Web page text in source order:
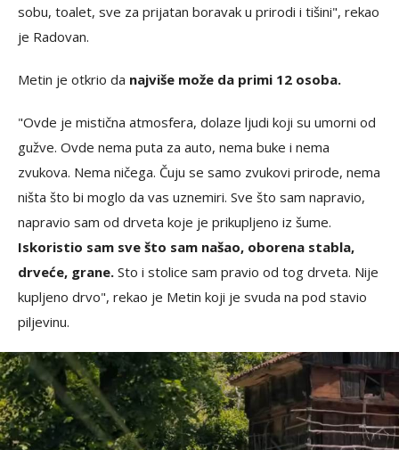
sobu, toalet, sve za prijatan boravak u prirodi i tišini", rekao
je Radovan.
Metin je otkrio da najviše može da primi 12 osoba.
"Ovde je mistična atmosfera, dolaze ljudi koji su umorni od
gužve. Ovde nema puta za auto, nema buke i nema
zvukova. Nema ničega. Čuju se samo zvukovi prirode, nema
ništa što bi moglo da vas uznemiri. Sve što sam napravio,
napravio sam od drveta koje je prikupljeno iz šume.
Iskoristio sam sve što sam našao, oborena stabla,
drveće, grane. Sto i stolice sam pravio od tog drveta. Nije
kupljeno drvo", rekao je Metin koji je svuda na pod stavio
piljevinu.